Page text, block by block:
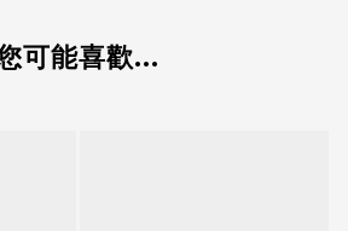
可能喜歡...